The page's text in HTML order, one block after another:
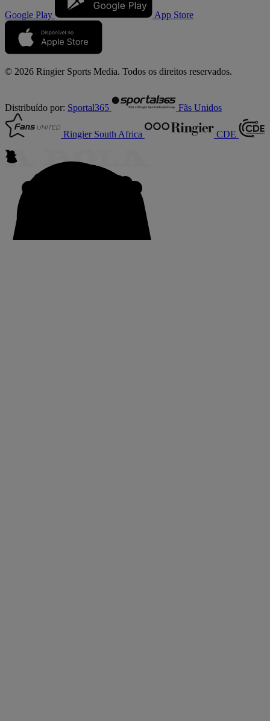
Google Play App Store
© 2026 Ringier Sports Media. Todos os direitos reservados.
Distribuído por: Sportal365 Fãs Unidos
Ringier South Africa CDE